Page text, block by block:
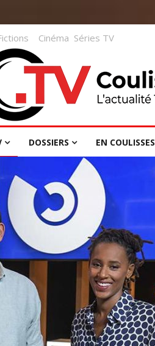
Cinéma Séries TV
DOSSIERS EN COULISSES